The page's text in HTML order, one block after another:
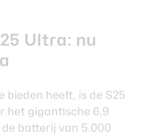
Ultra: nu
bieden heeft, is de S25
het gigantische 6,9
batterij van 5.000